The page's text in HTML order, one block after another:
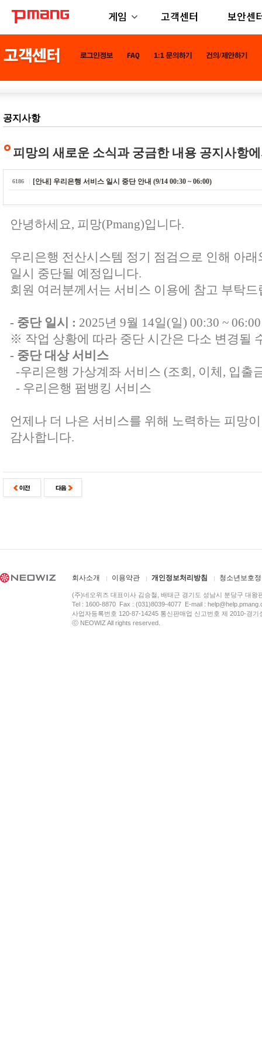
게임 고객센터 보안센
공지사항
피망의 새로운 소식과 궁금한 내용 공지사항
6186 [안내] 우리은행 서비스 일시 중단 안내 (9/14 00:30 ~ 06:00)
안녕하세요, 피망(Pmang)입니다.
우리은행 전산시스템 정기 점검으로 인해 아
일시 중단될 예정입니다.
회원 여러분께서는 서비스 이용에 참고 부탁드
- 중단 일시 : 2025년 9월 14일(일) 00:30 ~
※ 작업 상황에 따라 중단 시간은 다소 변경될
- 중단 대상 서비스
-우리은행 가상계좌 서비스 (조회, 이체, 입출
- 우리은행 펌뱅킹 서비스
언제나 더 나은 서비스를 위해 노력하는 피망
감사합니다.
회사소개 이용약관 개인정보처리방침 청소년보호
(주)네오위즈 대표이사 김승철, 배태근 경기도 성남시 분당구 대왕
Tel : 1600-8870 Fax : (031)8039-4077 E-mail :
사업자등록번호 120-87-14245 통신판매업 신고번호 제 2010-경
ⓒ NEOWIZ All rights reserved.